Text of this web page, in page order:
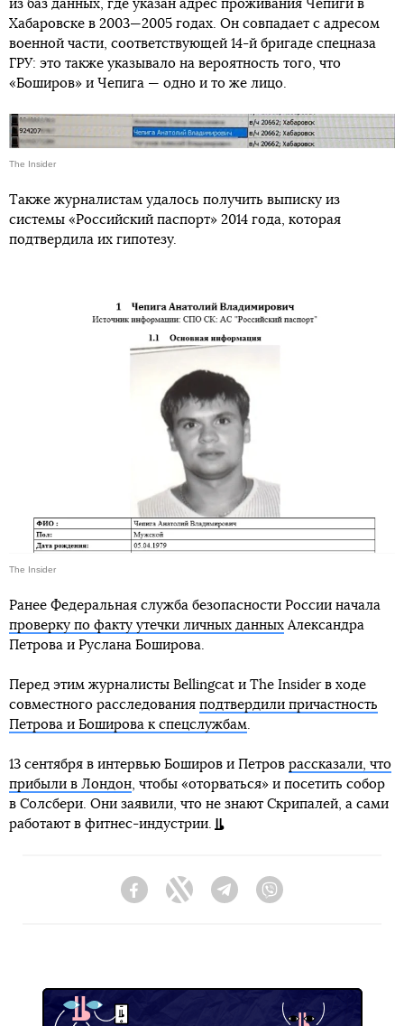
из баз данных, где указан адрес проживания Чепиги в
Хабаровске в 2003—2005 годах. Он совпадает с адресом
военной части, соответствующей 14-й бригаде спецназа
ГРУ: это также указывало на вероятность того, что
«Боширов» и Чепига — одно и то же лицо.
The Insider
Также журналистам удалось получить выписку из
системы «Российский паспорт» 2014 года, которая
подтвердила их гипотезу.
The Insider
Ранее Федеральная служба безопасности России начала
проверку по факту утечки личных данных Александра
Петрова и Руслана Боширова.
Перед этим журналисты Bellingcat и The Insider в ходе
совместного расcледования подтвердили причастность
Петрова и Боширова к спецслужбам
13 сентября в интервью Боширов и Петров рассказали, что
прибыли в Лондон , чтобы «оторваться» и посетить собор
в Солсбери. Они заявили, что не знают Скрипалей, а сами
работают в фитнес-индустрии.
FacebookTwitter Telegram